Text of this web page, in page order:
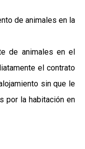
de animales en la
de animales en el
el contrato
sin que le
por la habitación en